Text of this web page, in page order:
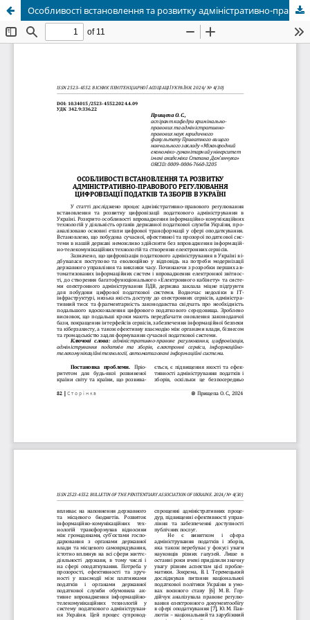
Особливості встановлення та розвитку адміністративно-правового регулювання цифровізації податків та зборів в Україні